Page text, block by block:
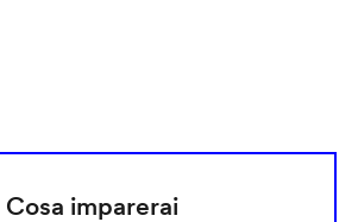
Cosa imparerai